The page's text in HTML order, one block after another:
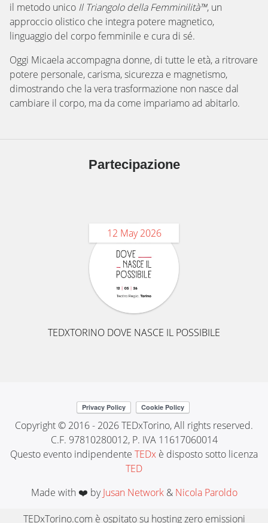
il metodo unico Il Triangolo della Femminilità™, un
approccio olistico che integra potere magnetico,
linguaggio del corpo femminile e cura di sé.
Oggi Micaela accompagna donne, di tutte le età, a ritrovare
potere personale, carisma, sicurezza e magnetismo,
dimostrando che la vera trasformazione non nasce dal
cambiare il corpo, ma da come impariamo ad abitarlo.
Partecipazione
12 May 2026
TEDXTORINO DOVE NASCE IL POSSIBILE
Copyright © 2016 - 2026 TEDxTorino, All rights reserved.
C.F. 97810280012, P. IVA 11617060014
Questo evento indipendente TEDx è disposto sotto licenza
TED
Made with ❤️ byJusan Network& Nicola Paroldo
TEDxTorino.com è ospitato su hosting zero emissioni